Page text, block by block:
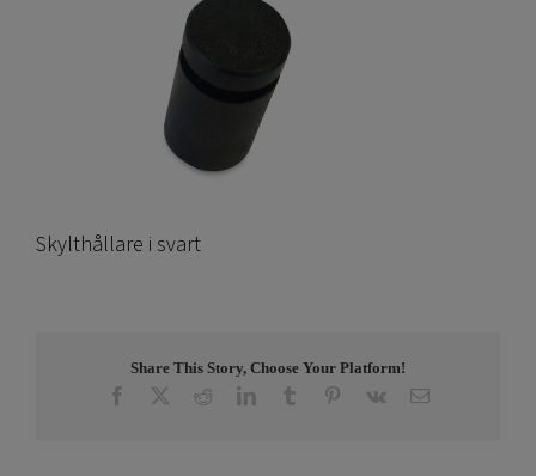
Skylthållare i svart
Share This Story, Choose Your Platform!
Facebook RedditLinkedInTumblr Pinterest
Vk E-